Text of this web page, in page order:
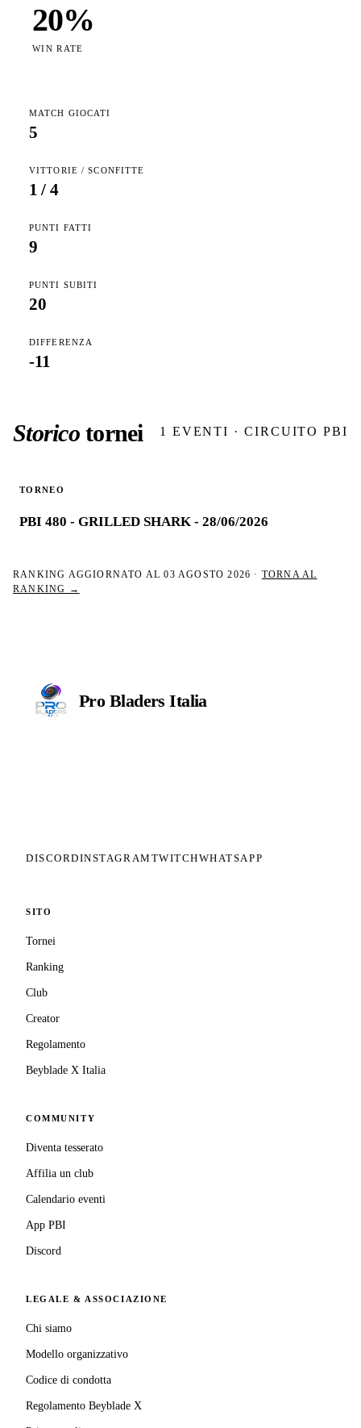
20%
WIN RATE
MATCH GIOCATI
5
VITTORIE / SCONFITTE
1 / 4
PUNTI FATTI
9
PUNTI SUBITI
20
DIFFERENZA
-11
Storicotornei 1 EVENTI · CIRCUITO PBI
TORNEO
PBI 480 - GRILLED SHARK - 28/06/2026
RANKING AGGIORNATO AL03 AGOSTO 2026 · TORNA AL
RANKING →
Pro BladersItalia
DISCORDINSTAGRAM TWITCHWHATSAPP
SITO
Tornei
Ranking
Club
Creator
Regolamento
Beyblade X Italia
COMMUNITY
Diventa tesserato
Affilia un club
Calendario eventi
App PBI
Discord
LEGALE & ASSOCIAZIONE
Chi siamo
Modello organizzativo
Codice di condotta
Regolamento Beyblade X